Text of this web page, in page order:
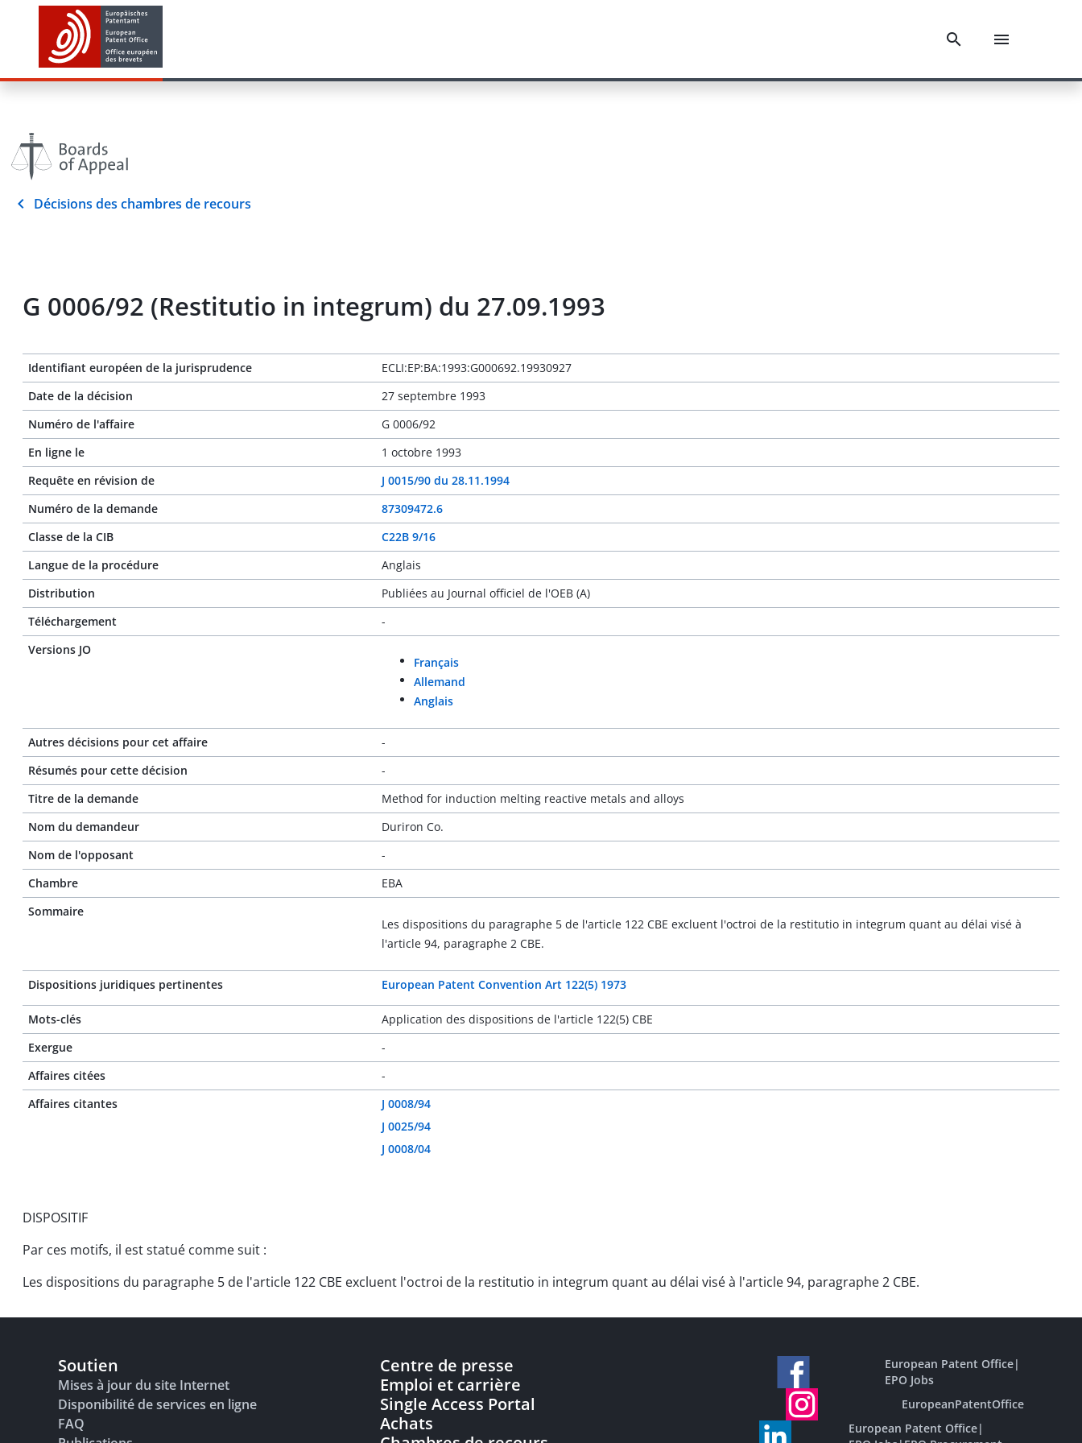
Décisions des chambres de recours
G 0006/92 (Restitutio in integrum) du 27.09.1993
Identifiant européen de la jurisprudence
ECLI:EP:BA:1993:G000692.19930927
Date de la décision
27 septembre 1993
Numéro de l'affaire
G 0006/92
En ligne le
1 octobre 1993
Requête en révision de
J 0015/90 du 28.11.1994
Numéro de la demande
87309472.6
Classe de la CIB
C22B 9/16
Langue de la procédure
Anglais
Distribution
Publiées au Journal officiel de l'OEB (A)
Téléchargement
-
Versions JO
Français
Allemand
Anglais
Autres décisions pour cet affaire
-
Résumés pour cette décision
-
Titre de la demande
Method for induction melting reactive metals and alloys
Nom du demandeur
Duriron Co.
Nom de l'opposant
-
Chambre
EBA
Sommaire
Les dispositions du paragraphe 5 de l'article 122 CBE excluent l'octroi de la restitutio in integrum quant au délai visé à
l'article 94, paragraphe 2 CBE.
Dispositions juridiques pertinentes European Patent Convention Art 122(5) 1973
Mots-clés
Application des dispositions de l'article 122(5) CBE
Exergue
-
Affaires citées
-
Affaires citantes
J 0008/94
J 0025/94
J 0008/04
DISPOSITIF
Par ces motifs, il est statué comme suit :
Les dispositions du paragraphe 5 de l'article 122 CBE excluent l'octroi de la restitutio in integrum quant au délai visé à l'article 94, paragraphe 2 CBE.
Soutien
Mises à jour du site Internet
Disponibilité de services en ligne
FAQ
Centre de presse
Emploi et carrière
Single Access Portal
Achats
European Patent Office|
EPO Jobs
EuropeanPatentOffice
European Patent Office|